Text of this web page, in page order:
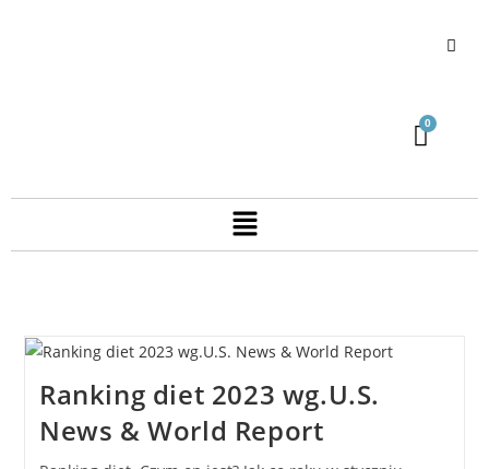
Ranking diet 2023 wg.U.S.
News & World Report